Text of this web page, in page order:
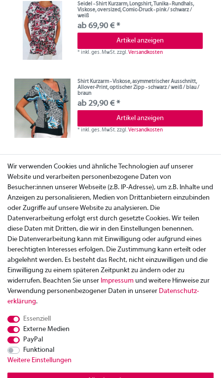
Seidel - Shirt Kurzarm, Longshirt, Tunika - Rundhals,
Viskose, oversized, Comic-Druck - pink / schwarz /
weiß
ab 69,90 € *
Artikel anzeigen
*inkl. ges. MwSt.zzgl.Versandkosten
Shirt Kurzarm - Viskose, asymmetrischer Ausschnitt,
Allover-Print, optischer Zipp - schwarz / weiß / blau /
braun
ab 29,90 € *
Artikel anzeigen
*inkl. ges. MwSt.zzgl.Versandkosten
Zahlung
Rücksendung
Datenschutzerklärung
AGB
Wir verwenden Cookies und ähnliche Technologien auf unserer
Website und verarbeiten personenbezogene Daten von
Besucher:innen unserer Webseite (z.B. IP-Adresse), um z.B. Inhalte und
Anzeigen zu personalisieren, Medien von Drittanbietern einzubinden
oder Zugriffe auf unsere Website zu analysieren. Die
Datenverarbeitung erfolgt erst durch gesetzte Cookies. Wir teilen
diese Daten mit Dritten, die wir in den Einstellungen benennen.
Die Datenverarbeitung kann mit Einwilligung oder aufgrund eines
berechtigten Interesses erfolgen. Die Zustimmung kann erteilt oder
abgelehnt werden. Es besteht das Recht, nicht einzuwilligen und die
Einwilligung zu einem späteren Zeitpunkt zu ändern oder zu
widerrufen. Beachten Sie unser Impressum und weitere Hinweise zur
Verwendung personenbezogener Daten in unserer Daten­schutz­
erklärung.
Essenziell
Externe Medien
PayPal
Funktional
Weitere Einstellungen